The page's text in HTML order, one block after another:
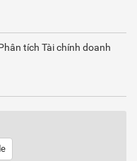
tích Tài chính doanh